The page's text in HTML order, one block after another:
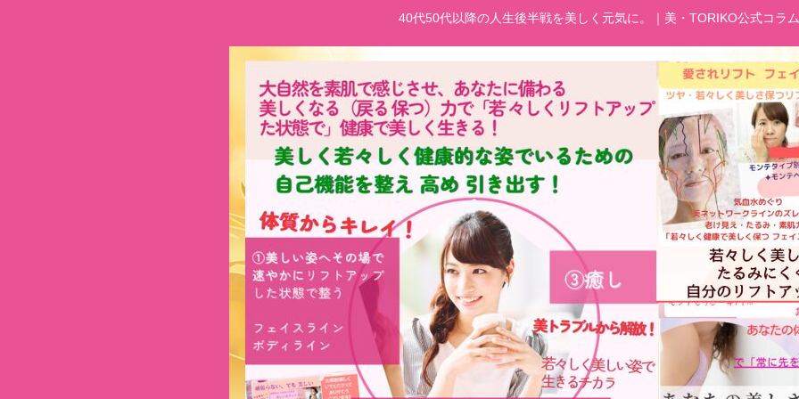
40代50代以降の人生後半戦を美しく元気に。｜美・TORIKO公式コラム